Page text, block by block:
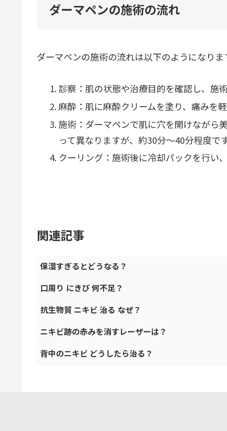
ダーマペンの施術の流れ
ダーマペンの施術の流れは以下のようになりま
診察：肌の状態や治療目的を確認し、施
麻酔：肌に麻酔クリームを塗り、痛みを軽
施術：ダーマペンで肌に穴を開けながら
って異なりますが、約30分〜40分程度です
クーリング：施術後に冷却パックを行い
関連記事
保湿すぎるとどうなる？
口周り にきび 何不足？
抗生物質 ニキビ 治る なぜ？
ニキビ跡の赤みを消すレーザーは？
背中のニキビ どうしたら治る？